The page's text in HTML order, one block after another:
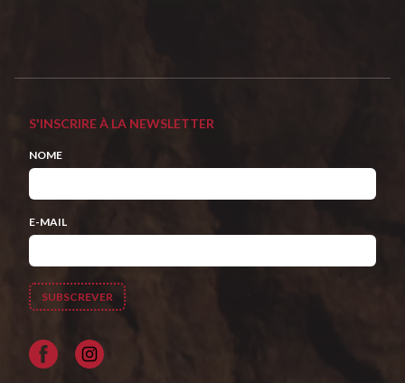
S'INSCRIRE À LA NEWSLETTER
NOME
E-MAIL
Facebook